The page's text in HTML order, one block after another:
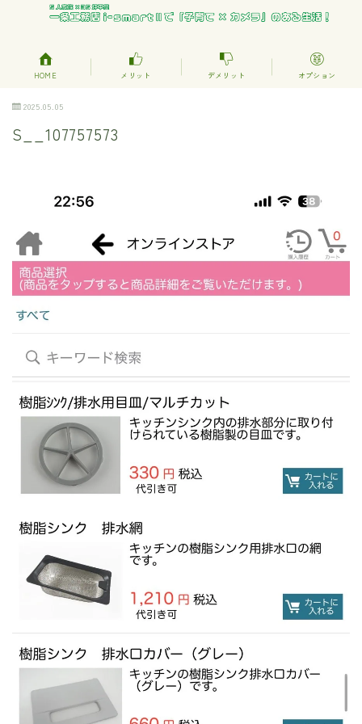
HOME メリット デメリット オプション
2025.05.05
S__107757573